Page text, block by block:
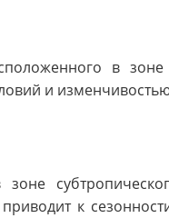
в зоне
и
к